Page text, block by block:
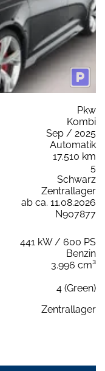
Pkw
Kombi
Sep / 2025
Automatik
17.510 km
5
Schwarz
Zentrallager
ab ca. 11.08.2026
N907877
441 kW / 600 PS
Benzin
3.996 cm³
4 (Green)
Zentrallager